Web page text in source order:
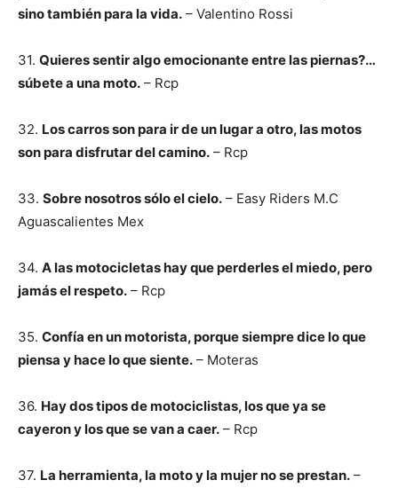
sino también para la vida. – Valentino Rossi
31. Quieres sentir algo emocionante entre las piernas?…
súbete a una moto. – Rcp
32. Los carros son para ir de un lugar a otro, las motos
son para disfrutar del camino. – Rcp
33. Sobre nosotros sólo el cielo. – Easy Riders M.C
Aguascalientes Mex
34. A las motocicletas hay que perderles el miedo, pero
jamás el respeto. – Rcp
35. Confía en un motorista, porque siempre dice lo que
piensa y hace lo que siente. – Moteras
36. Hay dos tipos de motociclistas, los que ya se
cayeron y los que se van a caer. – Rcp
37. La herramienta, la moto y la mujer no se prestan. –